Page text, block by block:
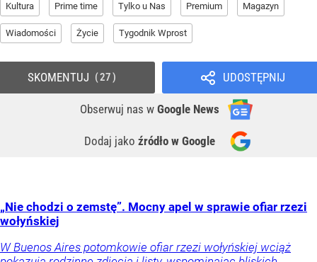
Kultura Prime time Tylko u Nas Premium Magazyn
Wiadomości Życie Tygodnik Wprost
UDOSTĘPNIJ
Obserwuj nas w Google News
Dodaj jako źródło w Google
SKOMENTUJ 27
„Nie chodzi o zemstę”. Mocny apel w sprawie ofiar rzezi
wołyńskiej
W Buenos Aires potomkowie ofiar rzezi wołyńskiej wciąż